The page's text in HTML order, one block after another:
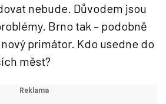
nebude. Důvodem jsou
Brno tak – podobně
primátor. Kdo usedne do
měst?